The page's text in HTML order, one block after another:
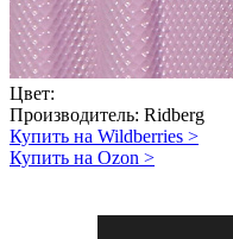
Цвет:
Производитель: Ridberg
Купить на Wildberries >
Купить на Ozon >